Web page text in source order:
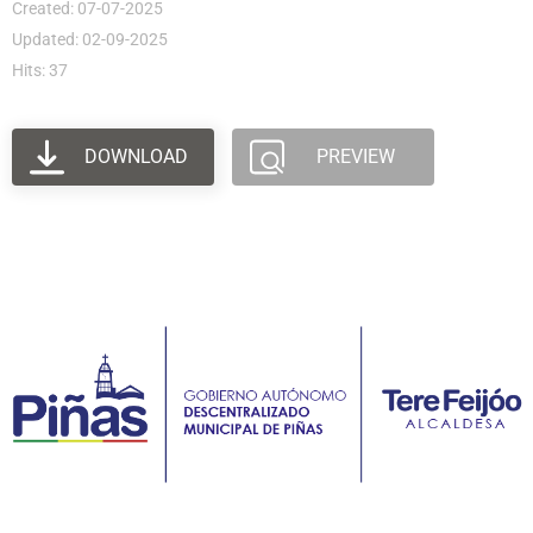
Created: 07-07-2025
Updated: 02-09-2025
Hits: 37
DOWNLOAD PREVIEW